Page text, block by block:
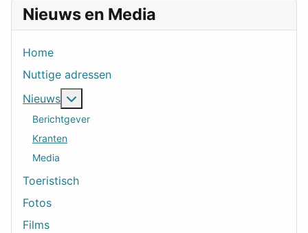
Nieuws en Media
Home
Nuttige adressen
Nieuws
Berichtgever
Kranten
Media
Toeristisch
Fotos
Films